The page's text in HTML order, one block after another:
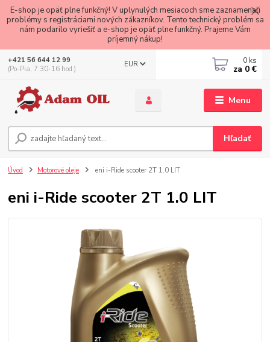
E-shop je opäť plne funkčný! V uplynulých mesiacoch sme zaznamenali
problémy s registráciami nových zákazníkov. Tento technický problém sa
nám podarilo vyriešiť a e-shop je opäť plne funkčný. Prajeme Vám
príjemný nákup!
Menu
EUR
Hľadať
+421 56 644 12 99
(Po-Pia, 7:30-16 hod.)
0 ks
za 0 €
Úvod Motorové oleje eni i-Ride scooter 2T 1.0 LIT
eni i-Ride scooter 2T 1.0 LIT